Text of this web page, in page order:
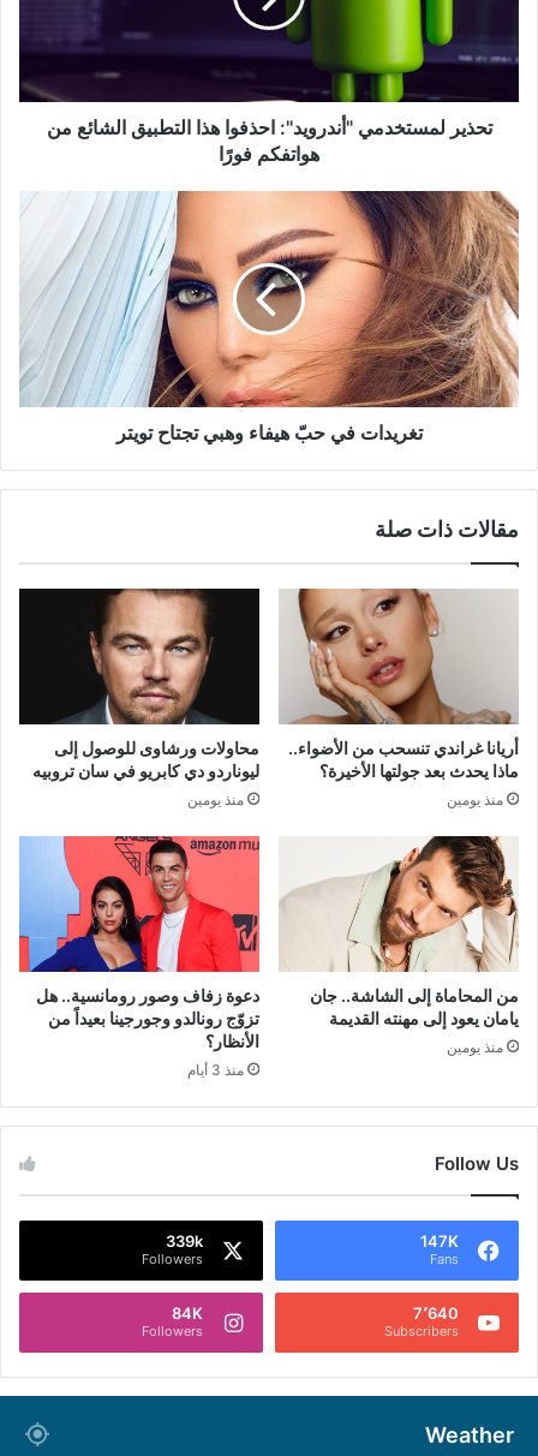
هواتفكم
فورًاتحذير لمستخدمي "أندرويد": احذفوا هذا التطبيق الشائع من
هواتفكم فورًا
تغريدات
في
حبّ
هيفاء
وهبي
تجتاح
تويتر
تغريدات في حبّ هيفاء وهبي تجتاح تويتر
مقالات ذات صلة
أريانا غراندي تنسحب من الأضواء..
ماذا يحدث بعد جولتها الأخيرة؟
منذ يومين
محاولات ورشاوى للوصول إلى
ليوناردو دي كابريو في سان تروبيه
منذ يومين
من المحاماة إلى الشاشة.. جان
يامان يعود إلى مهنته القديمة
منذ يومين
دعوة زفاف وصور رومانسية.. هل
تزوّج رونالدو وجورجينا بعيداً من
الأنظار؟
منذ 3 أيام
Follow Us
147K
Fans
339k
Followers
7٬640
Subscribers
84K
Followers
Weather